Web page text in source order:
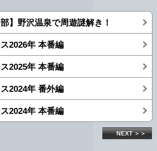
】野沢温泉で周遊謎解き！
2026年 本番編
2025年 本番編
2024年 番外編
2024年 本番編
NEXT ＞＞